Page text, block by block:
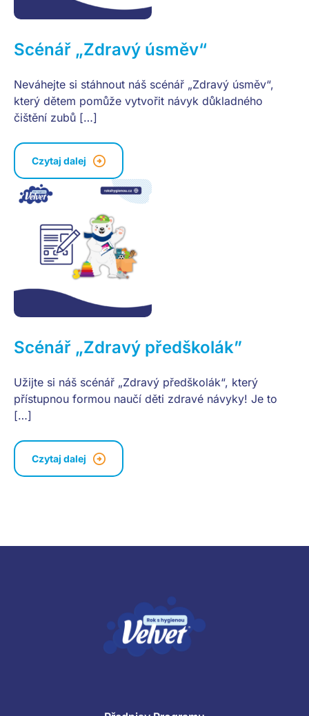
Scénář „Zdravý úsměv“
Neváhejte si stáhnout náš scénář „Zdravý úsměv“,
který dětem pomůže vytvořit návyk důkladného
čištění zubů […]
Czytaj dalej
Scénář „Zdravý předškolák”
Užijte si náš scénář „Zdravý předškolák“, který
přístupnou formou naučí děti zdravé návyky! Je to
[…]
Czytaj dalej